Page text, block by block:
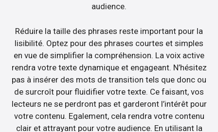
audience.
Réduire la taille des phrases reste important pour la
lisibilité. Optez pour des phrases courtes et simples
en vue de simplifier la compréhension. La voix active
rendra votre texte dynamique et engageant. N’hésitez
pas à insérer des mots de transition tels que donc ou
de surcroît pour fluidifier votre texte. Ce faisant, vos
lecteurs ne se perdront pas et garderont l’intérêt pour
votre contenu. Egalement, cela rendra votre contenu
clair et attrayant pour votre audience. En utilisant la